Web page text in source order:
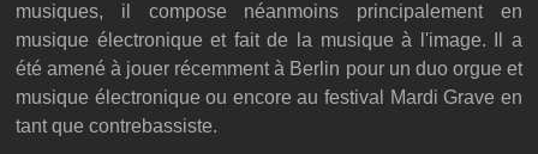
musiques, il compose néanmoins principalement en
musique électronique et fait de la musique à l'image. Il a
été amené à jouer récemment à Berlin pour un duo orgue et
musique électronique ou encore au festival Mardi Grave en
tant que contrebassiste.